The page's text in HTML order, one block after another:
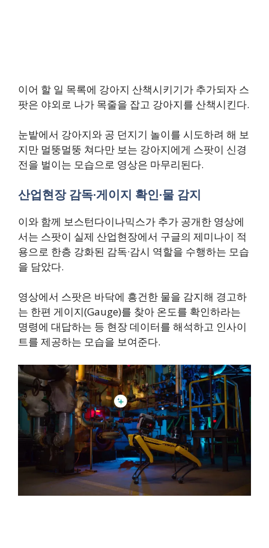
이어 할 일 목록에 강아지 산책시키기가 추가되자 스
팟은 야외로 나가 목줄을 잡고 강아지를 산책시킨다.
눈밭에서 강아지와 공 던지기 놀이를 시도하려 해 보
지만 멀뚱멀뚱 쳐다만 보는 강아지에게 스팟이 신경
전을 벌이는 모습으로 영상은 마무리된다.
산업현장 감독·게이지 확인·물 감지
이와 함께 보스턴다이나믹스가 추가 공개한 영상에
서는 스팟이 실제 산업현장에서 구글의 제미나이 적
용으로 한층 강화된 감독·감시 역할을 수행하는 모습
을 담았다.
영상에서 스팟은 바닥에 흥건한 물을 감지해 경고하
는 한편 게이지(Gauge)를 찾아 온도를 확인하라는
명령에 대답하는 등 현장 데이터를 해석하고 인사이
트를 제공하는 모습을 보여준다.